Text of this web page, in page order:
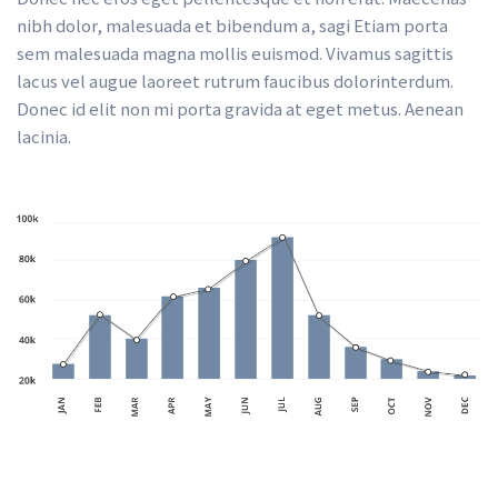
nibh dolor, malesuada et bibendum a, sagi Etiam porta
em malesuada magna mollis euismod. Vivamus sagittis
lacus vel augue laoreet rutrum faucibus dolorinterdum.
Donec id elit non mi porta gravida at eget metus. Aenean
lacinia.